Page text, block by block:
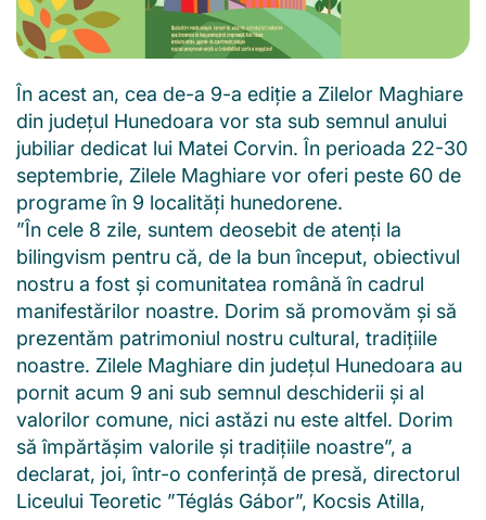
În acest an, cea de-a 9-a ediție a Zilelor Maghiare
din județul Hunedoara vor sta sub semnul anului
jubiliar dedicat lui Matei Corvin. În perioada 22-30
septembrie, Zilele Maghiare vor oferi peste 60 de
programe în 9 localități hunedorene.
”În cele 8 zile, suntem deosebit de atenți la
bilingvism pentru că, de la bun început, obiectivul
nostru a fost și comunitatea română în cadrul
manifestărilor noastre. Dorim să promovăm și să
prezentăm patrimoniul nostru cultural, tradițiile
noastre. Zilele Maghiare din județul Hunedoara au
pornit acum 9 ani sub semnul deschiderii și al
valorilor comune, nici astăzi nu este altfel. Dorim
să împărtășim valorile și tradițiile noastre”, a
declarat, joi, într-o conferință de presă, directorul
Liceului Teoretic ”Téglás Gábor”, Kocsis Atilla,